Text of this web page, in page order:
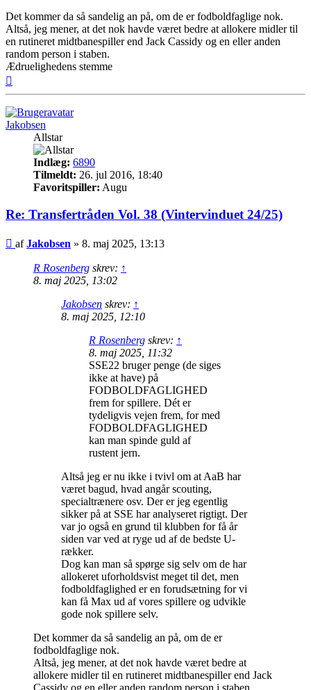
Det kommer da så sandelig an på, om de er fodboldfaglige nok.
Altså, jeg mener, at det nok havde været bedre at allokere midler til
en rutineret midtbanespiller end Jack Cassidy og en eller anden
random person i staben.
Ædruelighedens stemme
Jakobsen
Allstar
Indlæg: 6890
Tilmeldt: 26. jul 2016, 18:40
Favoritspiller: Augu
Re: Transfertråden Vol. 38 (Vintervinduet 24/25)
Indlæg
afJakobsen » 8. maj 2025, 13:13
R Rosenberg skrev: ↑
8. maj 2025, 13:02
Jakobsen skrev: ↑
8. maj 2025, 12:10
R Rosenberg skrev: ↑
8. maj 2025, 11:32
SSE22 bruger penge (de siges
ikke at have) på
FODBOLDFAGLIGHED
frem for spillere. Dét er
tydeligvis vejen frem, for med
FODBOLDFAGLIGHED
kan man spinde guld af
rustent jern.
Altså jeg er nu ikke i tvivl om at AaB har
været bagud, hvad angår scouting,
specialtrænere osv. Der er jeg egentlig
sikker på at SSE har analyseret rigtigt. Der
var jo også en grund til klubben for få år
siden var ved at ryge ud af de bedste U-
rækker.
Dog kan man så spørge sig selv om de har
allokeret uforholdsvist meget til det, men
fodboldfaglighed er en forudsætning for vi
kan få Max ud af vores spillere og udvikle
gode nok spillere selv.
Det kommer da så sandelig an på, om de er
fodboldfaglige nok.
Altså, jeg mener, at det nok havde været bedre at
allokere midler til en rutineret midtbanespiller end Jack
Cassidy og en eller anden random person i staben.